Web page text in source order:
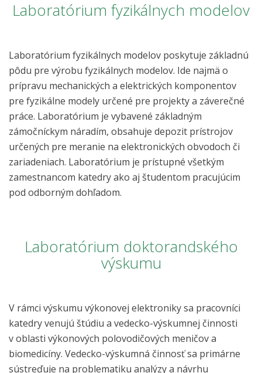
Laboratórium fyzikálnych modelov
Laboratórium fyzikálnych modelov poskytuje základnú
pôdu pre výrobu fyzikálnych modelov. Ide najmä o
prípravu mechanických a elektrických komponentov
pre fyzikálne modely určené pre projekty a záverečné
práce. Laboratórium je vybavené základným
zámočníckym náradím, obsahuje depozit prístrojov
určených pre meranie na elektronických obvodoch či
zariadeniach. Laboratórium je prístupné všetkým
zamestnancom katedry ako aj študentom pracujúcim
pod odborným dohľadom.
Laboratórium doktorandského
výskumu
V rámci výskumu výkonovej elektroniky sa pracovníci
katedry venujú štúdiu a vedecko-výskumnej činnosti
v oblasti výkonových polovodičových meničov a
biomedicíny. Vedecko-výskumná činnosť sa primárne
sústreďuje na problematiku analýzy a návrhu